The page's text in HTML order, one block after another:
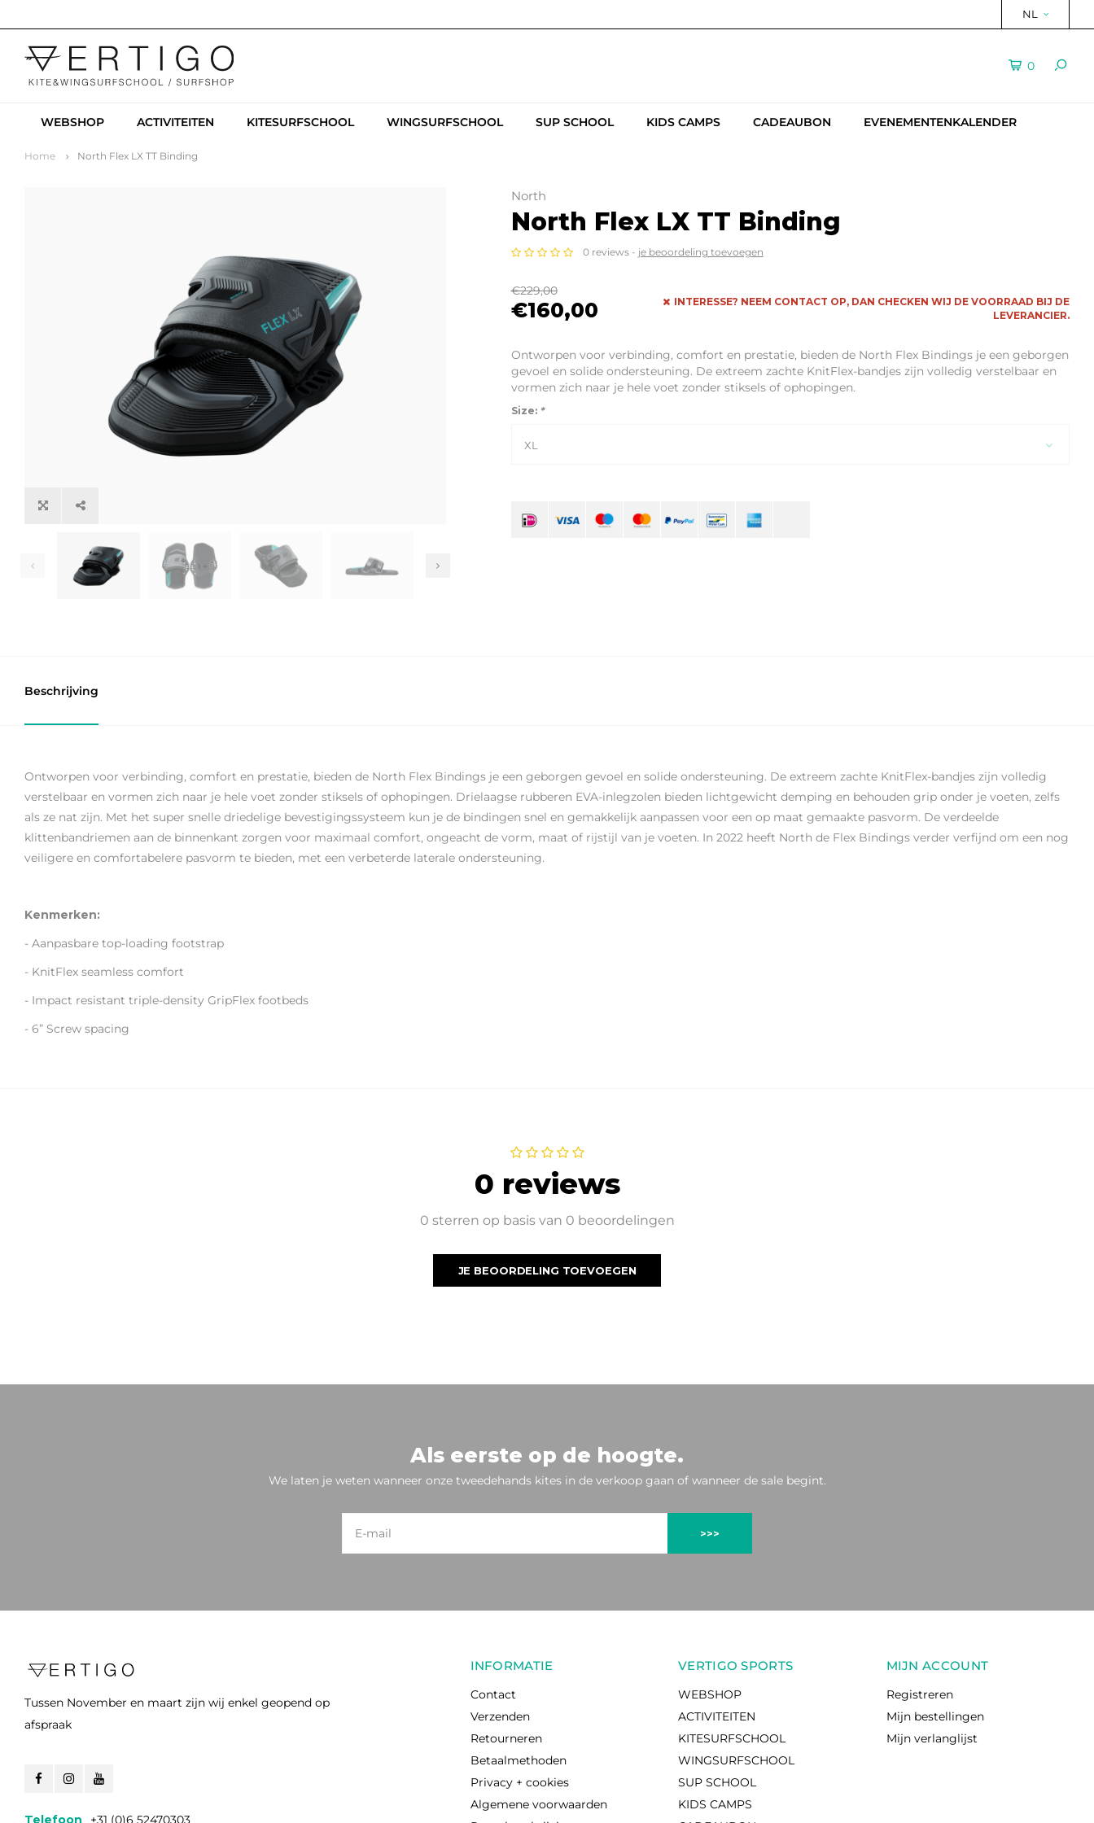
NL
0
WEBSHOP ACTIVITEITEN KITESURFSCHOOL WINGSURFSCHOOL SUP SCHOOL KIDS CAMPS CADEAUBON EVENEMENTENKALENDER
Home North Flex LX TT Binding
North
North Flex LX TT Binding
0 reviews - je beoordeling toevoegen
€229,00
€160,00
INTERESSE? NEEM CONTACT OP, DAN CHECKEN WIJ DE VOORRAAD BIJ DE
LEVERANCIER.
Ontworpen voor verbinding, comfort en prestatie, bieden de North Flex Bindings je een geborgen
gevoel en solide ondersteuning. De extreem zachte KnitFlex-bandjes zijn volledig verstelbaar en
vormen zich naar je hele voet zonder stiksels of ophopingen.
Size: *
XL
Beschrijving
Ontworpen voor verbinding, comfort en prestatie, bieden de North Flex Bindings je een geborgen gevoel en solide ondersteuning. De extreem zachte KnitFlex-bandjes zijn volledig
verstelbaar en vormen zich naar je hele voet zonder stiksels of ophopingen. Drielaagse rubberen EVA-inlegzolen bieden lichtgewicht demping en behouden grip onder je voeten, zelfs
als ze nat zijn. Met het super snelle driedelige bevestigingssysteem kun je de bindingen snel en gemakkelijk aanpassen voor een op maat gemaakte pasvorm. De verdeelde
klittenbandriemen aan de binnenkant zorgen voor maximaal comfort, ongeacht de vorm, maat of rijstijl van je voeten. In 2022 heeft North de Flex Bindings verder verfijnd om een nog
veiligere en comfortabelere pasvorm te bieden, met een verbeterde laterale ondersteuning.
Kenmerken:
- Aanpasbare top-loading footstrap
- KnitFlex seamless comfort
- Impact resistant triple-density GripFlex footbeds
- 6” Screw spacing
0 reviews
0 sterren op basis van 0 beoordelingen
JE BEOORDELING TOEVOEGEN
Als eerste op de hoogte.
We laten je weten wanneer onze tweedehands kites in de verkoop gaan of wanneer de sale begint.
>>>
Tussen November en maart zijn wij enkel geopend op
afspraak
Telefoon +31 (0)6 52470303
INFORMATIE
Contact
Verzenden
Retourneren
Betaalmethoden
Privacy + cookies
Algemene voorwaarden
VERTIGO SPORTS
WEBSHOP
ACTIVITEITEN
KITESURFSCHOOL
WINGSURFSCHOOL
SUP SCHOOL
KIDS CAMPS
MIJN ACCOUNT
Registreren
Mijn bestellingen
Mijn verlanglijst